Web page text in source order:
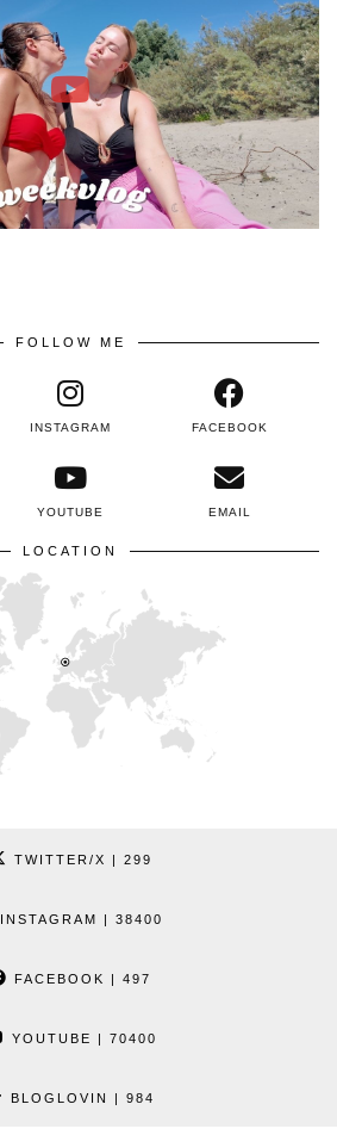
FOLLOW ME
INSTAGRAM FACEBOOK
YOUTUBE EMAIL
LOCATION
TWITTER/X | 299
INSTAGRAM | 38400
FACEBOOK | 497
YOUTUBE | 70400
BLOGLOVIN | 984